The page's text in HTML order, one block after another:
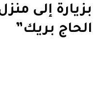
بزيارة إلى
الحاج بريك”